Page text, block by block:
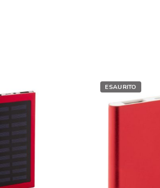
ESAURITO